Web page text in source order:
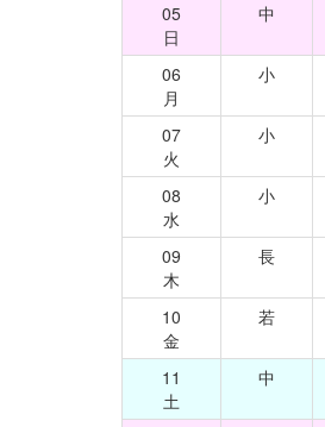
05
日
中
06
月
小
07
火
小
08
水
小
09
木
長
10
金
若
11
土
中